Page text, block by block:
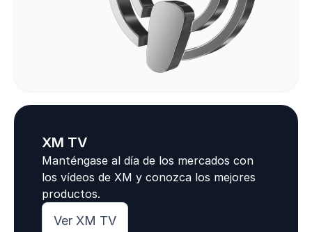
XM TV
Manténgase al día de los mercados con
los vídeos de XM y conozca los mejores
productos.
Ver XM TV